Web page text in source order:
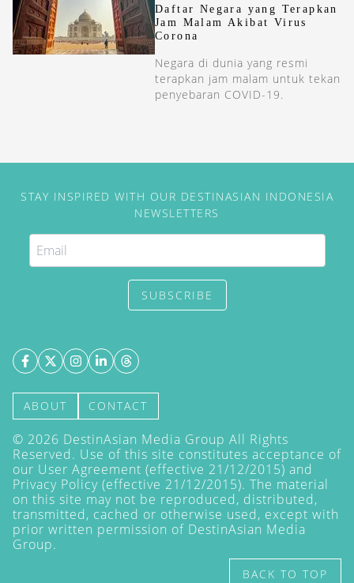
Daftar Negara yang Terapkan
Jam Malam Akibat Virus
Corona
Negara di dunia yang resmi
terapkan jam malam untuk tekan
penyebaran COVID-19.
STAY INSPIRED WITH OUR DESTINASIAN INDONESIA
NEWSLETTERS
SUBSCRIBE
ABOUT CONTACT
© 2026 DestinAsian Media Group All Rights
Reserved. Use of this site constitutes acceptance of
our User Agreement (effective 21/12/2015) and
Privacy Policy (effective 21/12/2015). The material
on this site may not be reproduced, distributed,
transmitted, cached or otherwise used, except with
prior written permission of DestinAsian Media
Group.
BACK TO TOP